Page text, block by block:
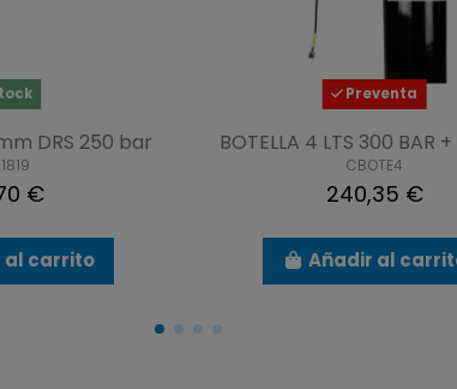
DRS 250 bar
€
al carrito
Preventa
BOTELLA 4 LTS 300 BAR
CBOTE4
240,35 €
Añadir al